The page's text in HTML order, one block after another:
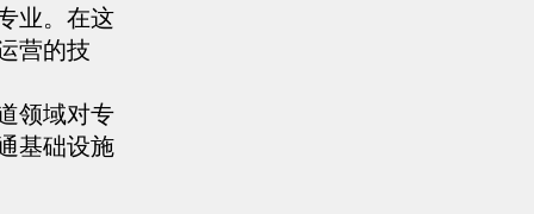
业。在这
营的技
领域对专
基础设施